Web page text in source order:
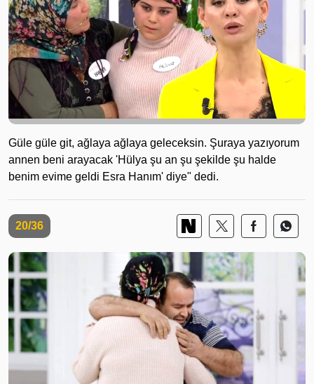
Güle güle git, ağlaya ağlaya geleceksin. Şuraya yazıyorum
annen beni arayacak 'Hülya şu an şu şekilde şu halde
benim evime geldi Esra Hanım' diye" dedi.
20/36